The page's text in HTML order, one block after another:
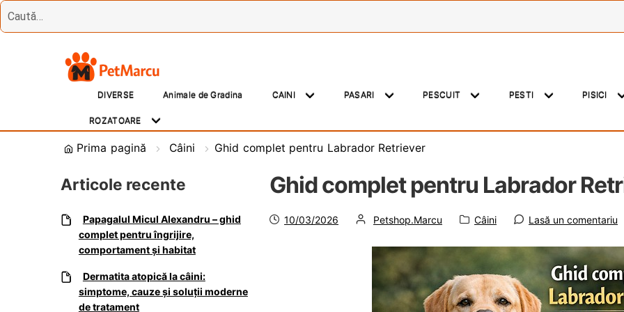
Treci
Sări
DIVERSE Animale de Gradina CAINI PASARI PESCUIT PESTI PISICI
ROZATOARE
Prima pagină Câini Ghid complet pentru Labrador Retriever
Ghid complet pentru Labrador
Postat
10/03/2026 de
Petshop.Marcu Categorie:
Câini Lasă un comentariu
Articole recente
Papagalul Micul Alexandru – ghid
complet pentru îngrijire,
comportament și habitat
Dermatita atopică la câini:
simptome, cauze și soluții moderne
de tratament